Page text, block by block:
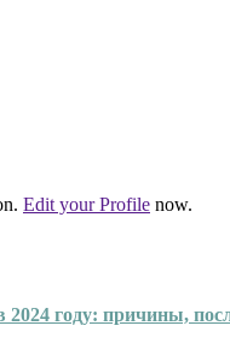
Edit your Profile now.
2024 году: причины,